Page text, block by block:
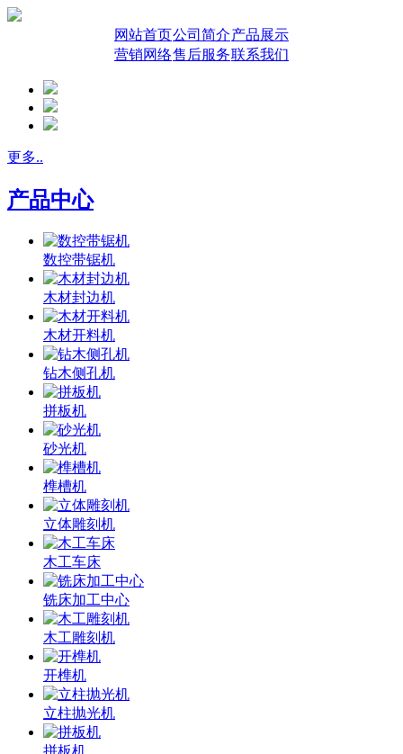
网站首页公司简介产品展示
营销网络售后服务联系我们
更多..
产品中心
数控带锯机
木材封边机
木材开料机
钻木侧孔机
拼板机
砂光机
榫槽机
立体雕刻机
木工车床
铣床加工中心
木工雕刻机
开榫机
立柱抛光机
拼板机